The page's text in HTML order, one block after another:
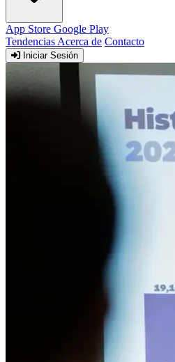
App Store Google Play
Tendencias Acerca de Contacto
Iniciar Sesión